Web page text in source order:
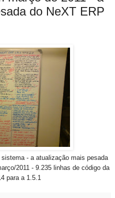
do NeXT ERP
- a atualização mais pesada
2011 - 9.235 linhas de código da
para a 1.5.1